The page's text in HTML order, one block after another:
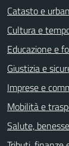
Catasto e
Cultura e
Educazione e
Giustizia e
Imprese e
Mobilità e
Salute,